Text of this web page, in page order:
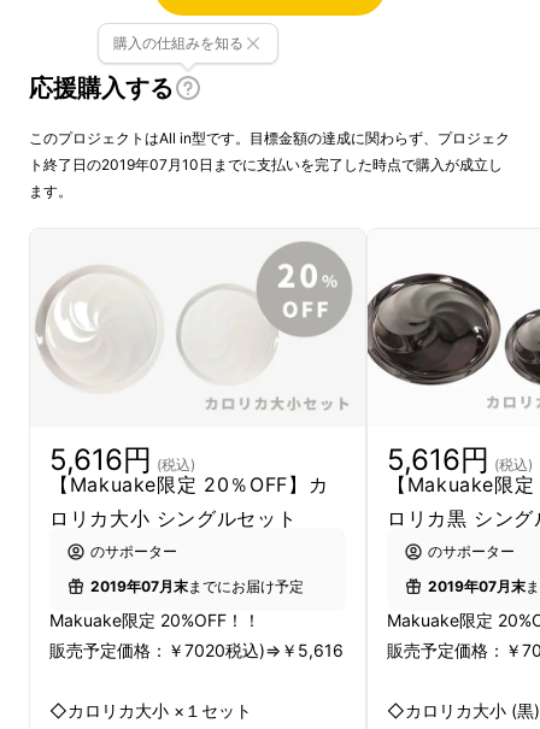
応援購入する
購入の仕組みを知る
このプロジェクトはAll in型です。目標金額の達成に関わらず、プロジェク
ト終了日の2019年07月10日までに支払いを完了した時点で購入が成立し
ます。
5,616円 (税込)
【Makuake限定 20％OFF】カ
ロリカ大小 シングルセット
のサポーター
2019年07月末までにお届け予定
Makuake限定 20%OFF！！
販売予定価格：￥7020税込)⇒￥5,616
◇カロリカ大小 ×１セット
5,616円 (税込)
【Makuake限
ロリカ黒 シン
のサポーター
2019年07月末
Makuake限定
販売予定価格：￥
◇カロリカ大小 (黒